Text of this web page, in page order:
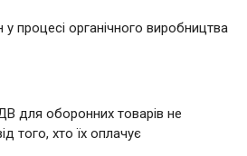
процесі органічного виробництва
для оборонних товарів не
того, хто їх оплачує